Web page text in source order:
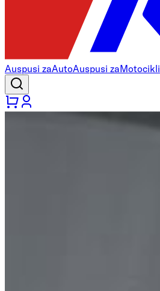
Auspusi zaAutoAuspusi zaMotocikli